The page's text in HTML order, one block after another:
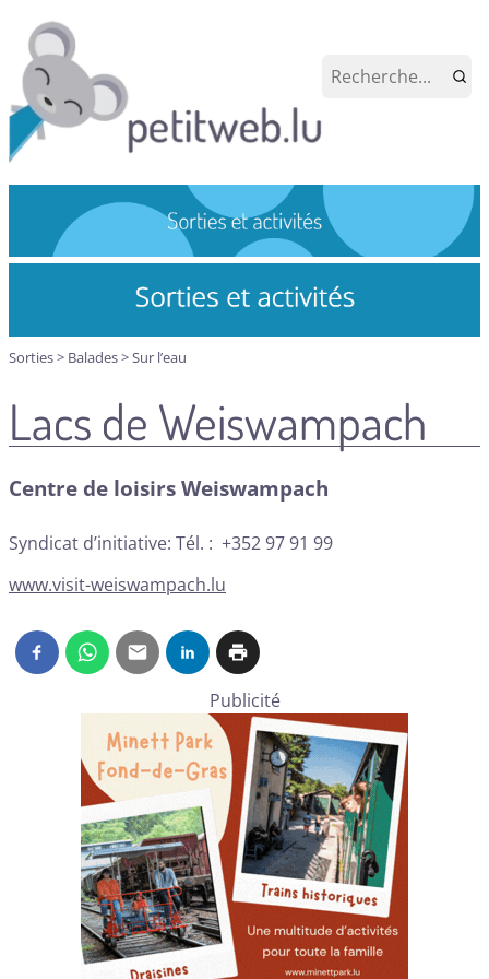
Sorties> Balades>Sur l’eau
Lacs de Weiswampach
Centre de loisirs Weiswampach
Syndicat d’initiative: Tél. : +352 97 91 99
www.visit-weiswampach.lu
Publicité